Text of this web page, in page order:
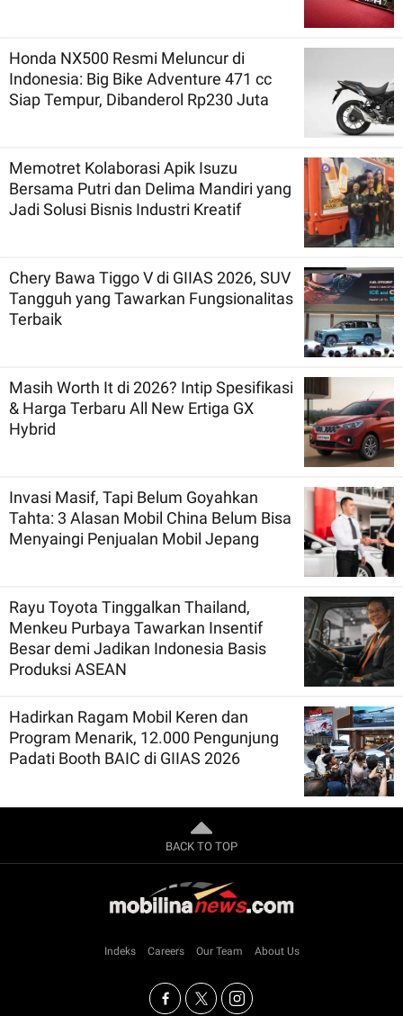
Honda NX500 Resmi Meluncur di
Indonesia: Big Bike Adventure 471 cc
Siap Tempur, Dibanderol Rp230 Juta
Memotret Kolaborasi Apik Isuzu
Bersama Putri dan Delima Mandiri yang
Jadi Solusi Bisnis Industri Kreatif
Chery Bawa Tiggo V di GIIAS 2026, SUV
Tangguh yang Tawarkan Fungsionalitas
Terbaik
Masih Worth It di 2026? Intip Spesifikasi
& Harga Terbaru All New Ertiga GX
Hybrid
Invasi Masif, Tapi Belum Goyahkan
Tahta: 3 Alasan Mobil China Belum Bisa
Menyaingi Penjualan Mobil Jepang
Rayu Toyota Tinggalkan Thailand,
Menkeu Purbaya Tawarkan Insentif
Besar demi Jadikan Indonesia Basis
Produksi ASEAN
Hadirkan Ragam Mobil Keren dan
Program Menarik, 12.000 Pengunjung
Padati Booth BAIC di GIIAS 2026
BACK TO TOP
Indeks Careers Our Team About Us